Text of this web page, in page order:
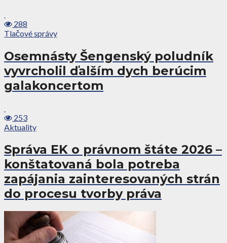
288
Tlačové správy
Osemnásty Šengenský poludník
vyvrcholil ďalším dych berúcim
galakoncertom
253
Aktuality
Správa EK o právnom štáte 2026 –
konštatovaná bola potreba
zapájania zainteresovaných strán
do procesu tvorby práva